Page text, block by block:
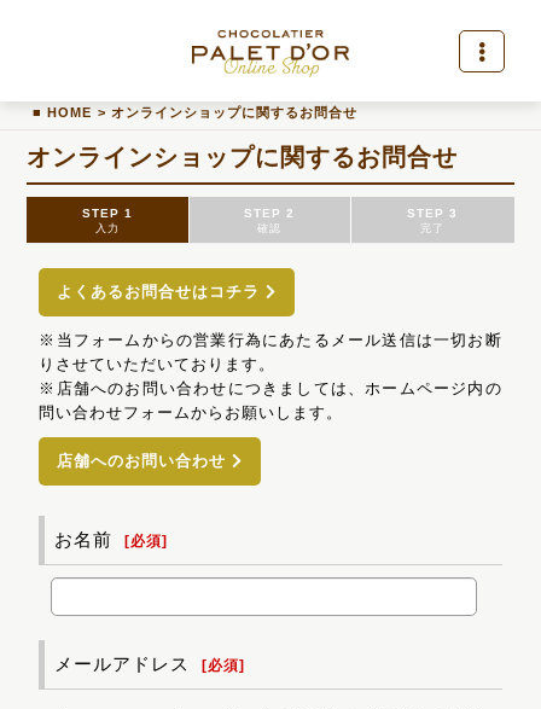
HOME > オンラインショップに関するお問合せ
オンラインショップに関するお問合せ
STEP 1
入力
STEP 2
確認
STEP 3
完了
よくあるお問合せはコチラ
※当フォームからの営業行為にあたるメール送信は一切お断
りさせていただいております。
※店舗へのお問い合わせにつきましては、ホームページ内の
問い合わせフォームからお願いします。
店舗へのお問い合わせ
お名前 [必須]
メールアドレス [必須]